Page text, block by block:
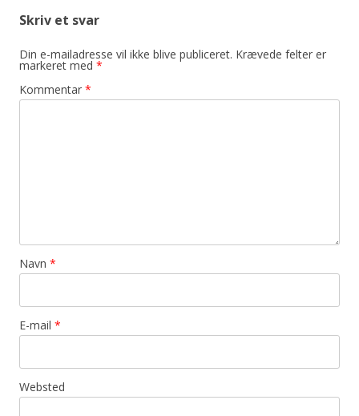
Skriv et svar
Din e-mailadresse vil ikke blive publiceret. Krævede felter er
markeret med *
Kommentar *
Navn *
E-mail *
Websted